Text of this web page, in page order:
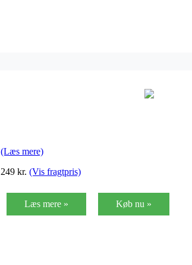
(Læs mere)
249 kr. (Vis fragtpris)
Læs mere » Køb nu »